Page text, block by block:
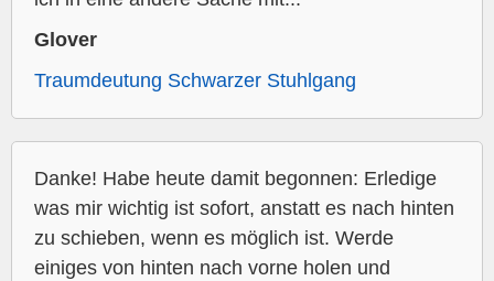
Glover
Traumdeutung Schwarzer Stuhlgang
Danke! Habe heute damit begonnen: Erledige
was mir wichtig ist sofort, anstatt es nach hinten
zu schieben, wenn es möglich ist. Werde
einiges von hinten nach vorne holen und